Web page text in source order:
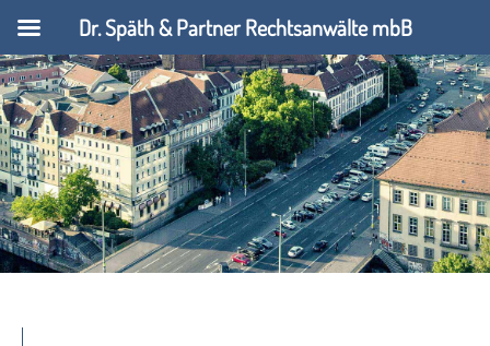
Dr. Späth & Partner Rechtsanwälte mbB